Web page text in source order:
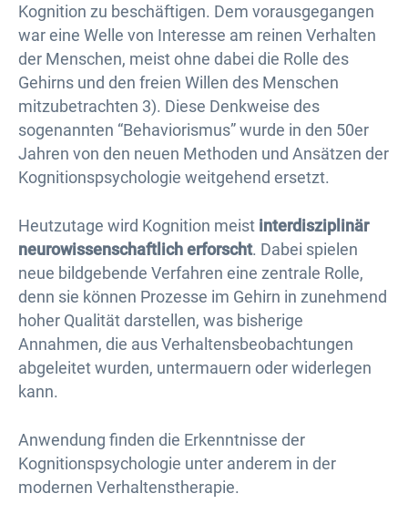
Kognition zu beschäftigen. Dem vorausgegangen
war eine Welle von Interesse am reinen Verhalten
der Menschen, meist ohne dabei die Rolle des
Gehirns und den freien Willen des Menschen
mitzubetrachten 3). Diese Denkweise des
sogenannten “Behaviorismus” wurde in den 50er
Jahren von den neuen Methoden und Ansätzen der
Kognitionspsychologie weitgehend ersetzt.
Heutzutage wird Kognition meist interdisziplinär
neurowissenschaftlich erforscht. Dabei spielen
neue bildgebende Verfahren eine zentrale Rolle,
denn sie können Prozesse im Gehirn in zunehmend
hoher Qualität darstellen, was bisherige
Annahmen, die aus Verhaltensbeobachtungen
abgeleitet wurden, untermauern oder widerlegen
kann.
Anwendung finden die Erkenntnisse der
Kognitionspsychologie unter anderem in der
modernen Verhaltenstherapie.